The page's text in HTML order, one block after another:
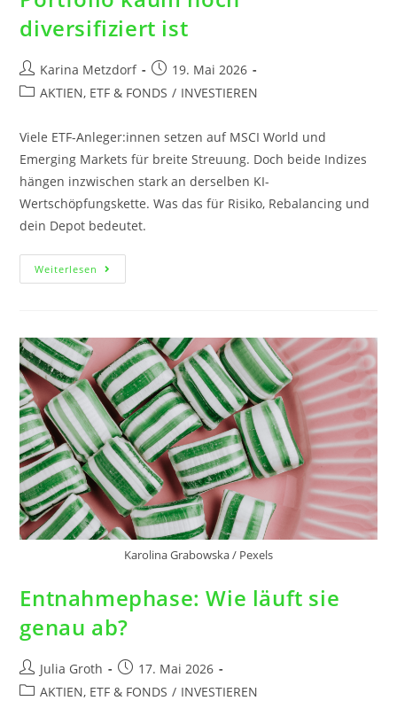
diversifiziert ist
Karina Metzdorf
19. Mai 2026
AKTIEN, ETF & FONDS / INVESTIEREN
Viele ETF-Anleger:innen setzen auf MSCI World und
Emerging Markets für breite Streuung. Doch beide Indizes
hängen inzwischen stark an derselben KI-
Wertschöpfungskette. Was das für Risiko, Rebalancing und
dein Depot bedeutet.
Weiterlesen
Karolina Grabowska / Pexels
Entnahmephase: Wie läuft sie
genau ab?
Julia Groth
17. Mai 2026
AKTIEN, ETF & FONDS / INVESTIEREN